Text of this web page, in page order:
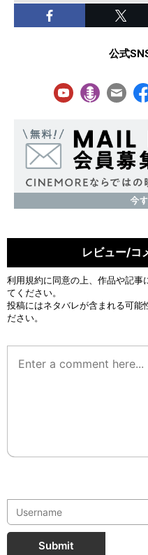
公式
レビュー/コ
利用規約に同意の上、作品や記事
てください。
投稿にはネタバレが含まれる可能
ださい。
Submit